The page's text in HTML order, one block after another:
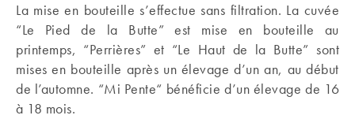
La mise en bouteille s’effectue sans filtration. La cuvée
“Le Pied de la Butte” est mise en bouteille au
printemps, “Perrières” et “Le Haut de la Butte” sont
mises en bouteille après un élevage d’un an, au début
de l’automne. “Mi Pente“ bénéficie d’un élevage de 16
à 18 mois.